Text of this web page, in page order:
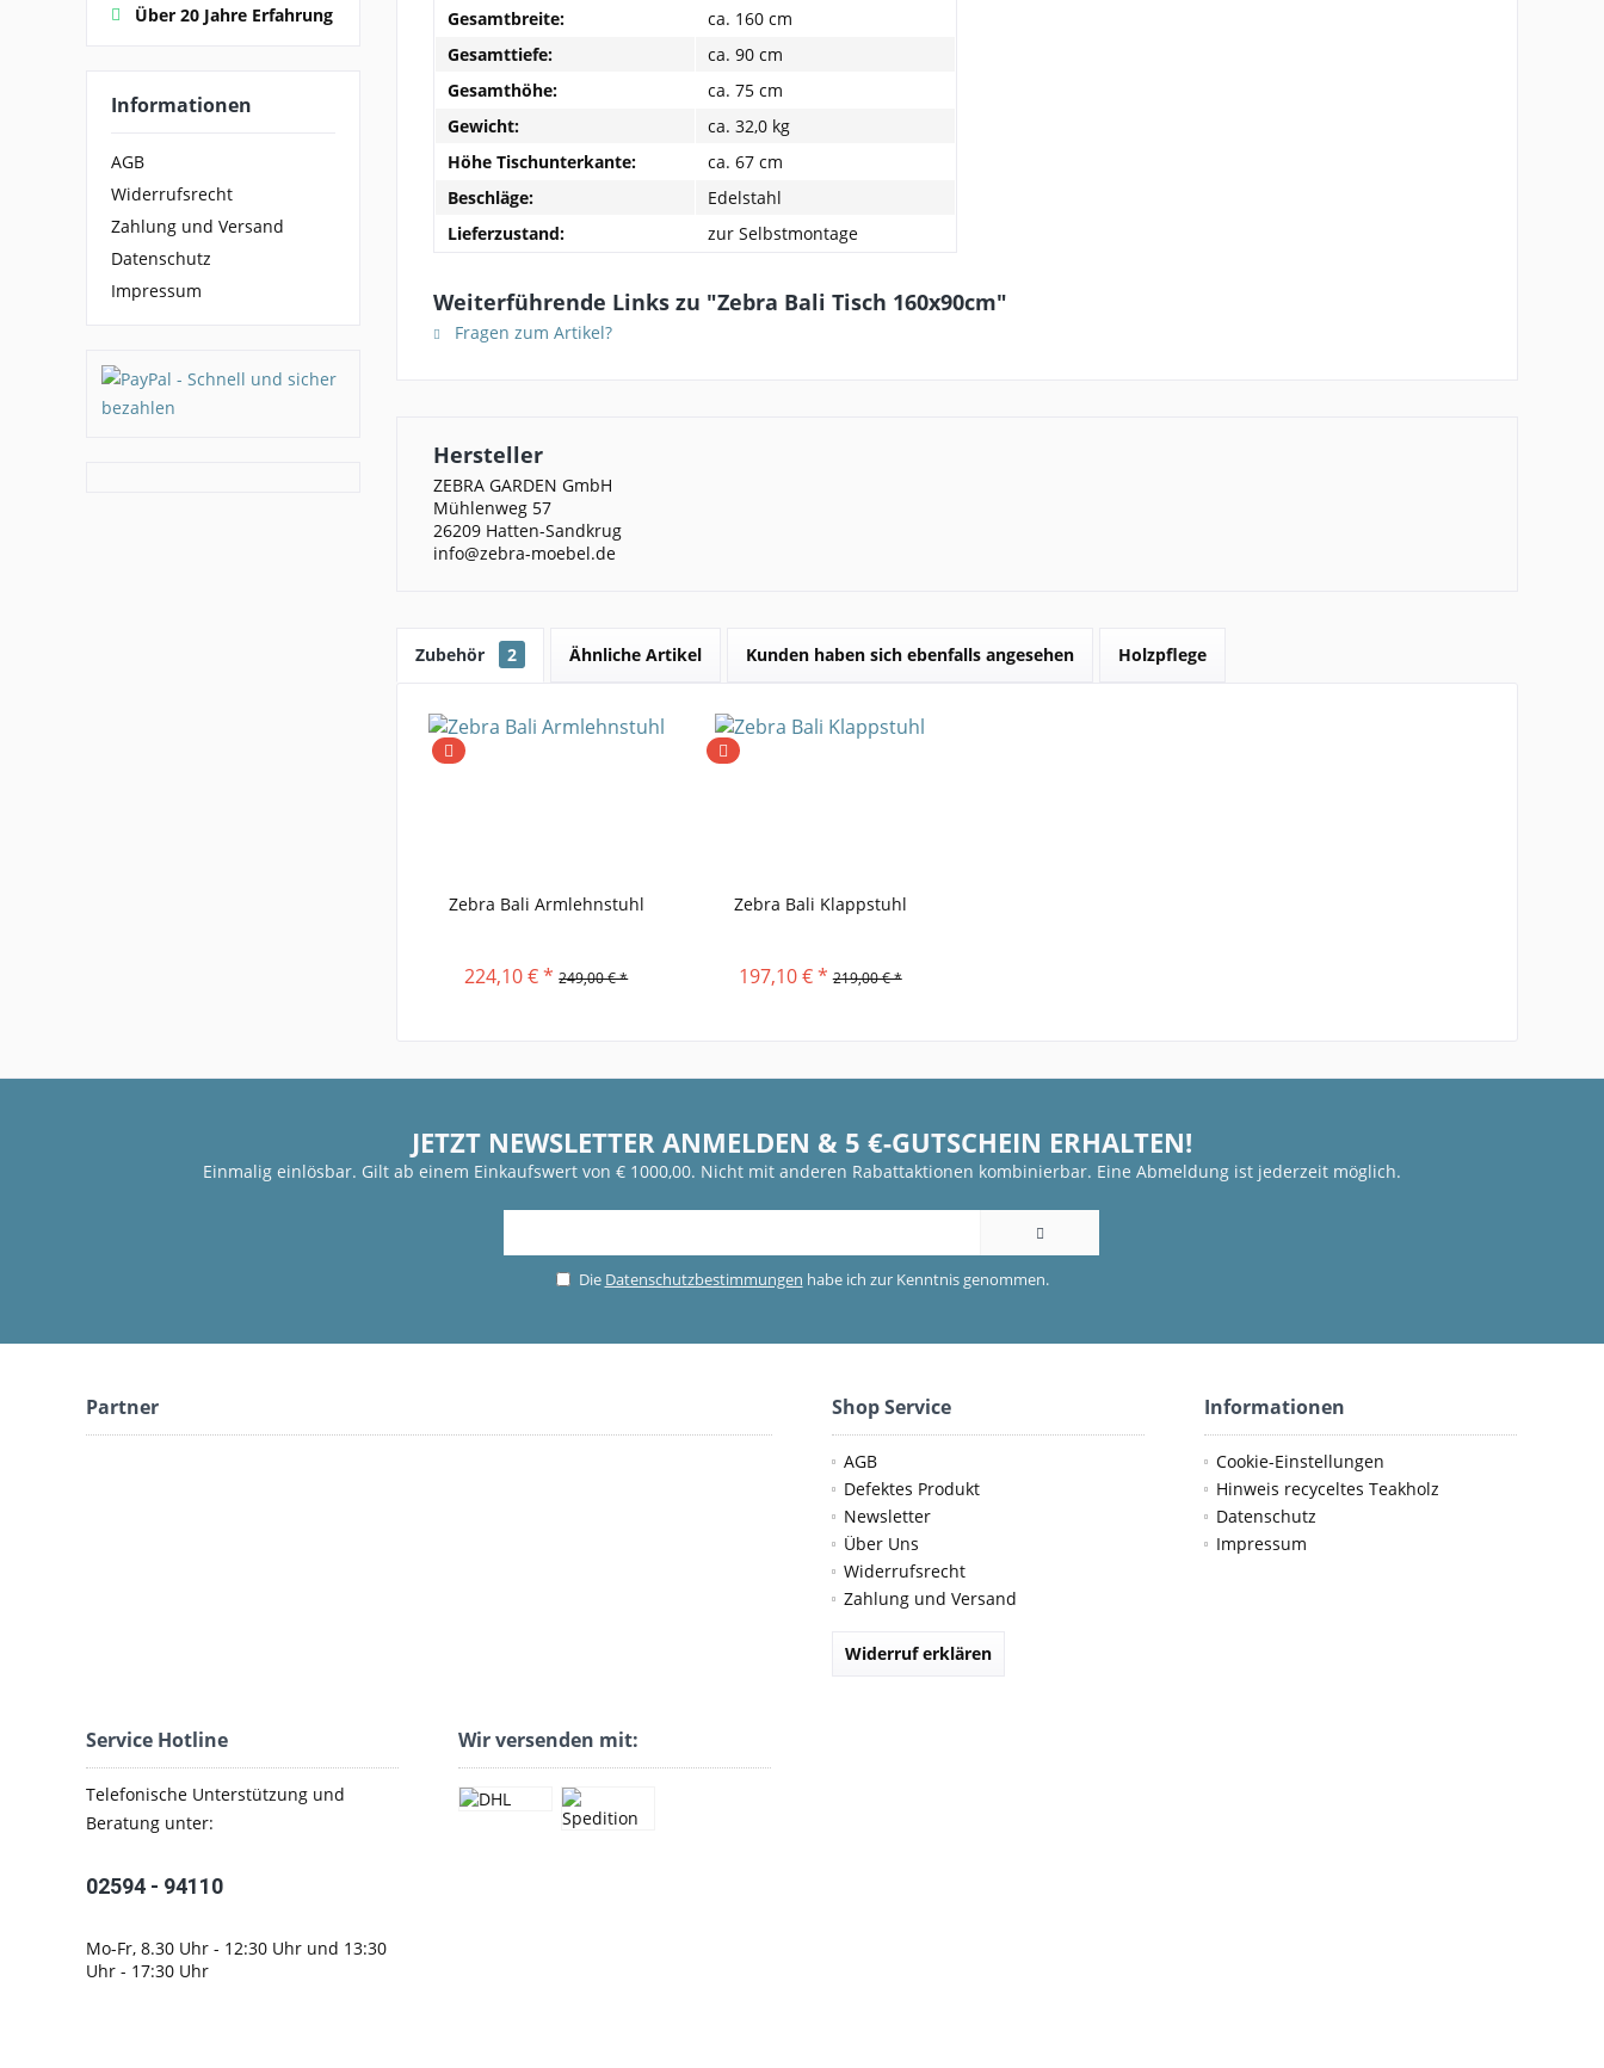
Über 20 Jahre Erfahrung
Informationen
AGB
Widerrufsrecht
Zahlung und Versand
Datenschutz
Impressum
Gesamtbreite:
ca. 160 cm
Gesamttiefe:
ca. 90 cm
Gesamthöhe:
ca. 75 cm
Gewicht:
ca. 32,0 kg
Höhe Tischunterkante:
ca. 67 cm
Beschläge:
Edelstahl
Lieferzustand:
zur Selbstmontage
Weiterführende Links zu "Zebra Bali Tisch 160x90cm"
Fragen zum Artikel?
Hersteller
ZEBRA GARDEN GmbH
Mühlenweg 57
26209 Hatten-Sandkrug
info@zebra-moebel.de
Zubehör 2 Ähnliche Artikel Kunden haben sich ebenfalls angesehen Holzpflege
Zebra Bali Armlehnstuhl
224,10 € * 249,00 € *
Zebra Bali Klappstuhl
197,10 € * 219,00 € *
JETZT NEWSLETTER ANMELDEN & 5 €-GUTSCHEIN ERHALTEN!
Einmalig einlösbar. Gilt ab einem Einkaufswert von € 1000,00. Nicht mit anderen Rabattaktionen kombinierbar. Eine Abmeldung ist jederzeit möglich.
Die Datenschutzbestimmungen habe ich zur Kenntnis genommen.
Partner Shop Service
AGB
Defektes Produkt
Newsletter
Über Uns
Widerrufsrecht
Zahlung und Versand
Widerruf erklären
Informationen
Cookie-Einstellungen
Hinweis recyceltes Teakholz
Datenschutz
Impressum
Service Hotline
Telefonische Unterstützung und
Beratung unter:
02594 - 94110
Mo-Fr, 8.30 Uhr - 12:30 Uhr und 13:30
Uhr - 17:30 Uhr
Wir versenden mit: